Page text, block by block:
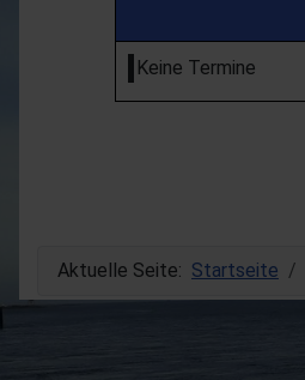
Keine Termine
Aktuelle Seite: Startseite